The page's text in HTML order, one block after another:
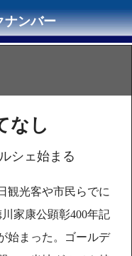
なし
シェ始まる
観光客や市民らでに
家康公顕彰400年記
始まった。ゴールデ